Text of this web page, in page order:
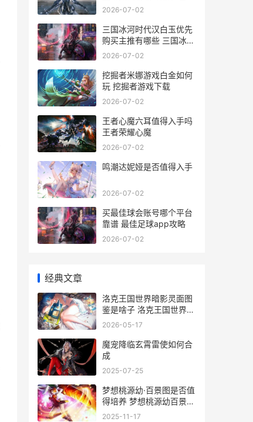
意思
2026-07-02
三国冰河时代汉白玉优先
购买主推有哪些 三国冰河
时代官方
2026-07-02
挖掘者米娜游戏白金如何
玩 挖掘者游戏下载
2026-07-02
王者心魔六耳值得入手吗
王者荣耀心魔
2026-07-02
鸣潮达妮娅是否值得入手
2026-07-02
买最佳球会账号哪个平台
靠谱 最佳足球app攻略
2026-07-02
经典文章
洛克王国世界暗影灵面图
鉴是啥子 洛克王国世界暗
夜之尘怎么获得
2026-05-17
魔宠降临玄霄雷使如何合
成
2025-07-25
梦想桃源幼·百景图是否值
得培养 梦想桃源幼百景图
用什么进化
2025-11-17